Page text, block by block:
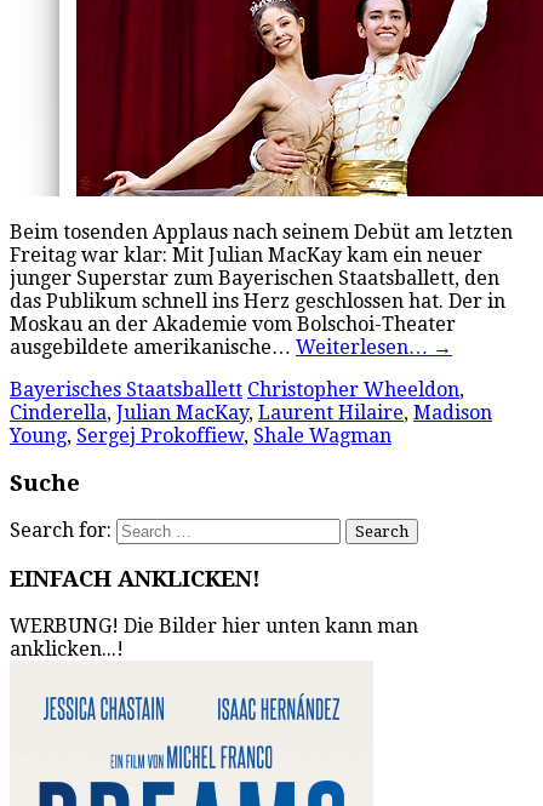
Beim tosenden Applaus nach seinem Debüt am letzten
Freitag war klar: Mit Julian MacKay kam ein neuer
junger Superstar zum Bayerischen Staatsballett, den
das Publikum schnell ins Herz geschlossen hat. Der in
Moskau an der Akademie vom Bolschoi-Theater
ausgebildete amerikanische… Weiterlesen… →
Bayerisches Staatsballett Christopher Wheeldon,
Cinderella, Julian MacKay, Laurent Hilaire, Madison
Young, Sergej Prokoffiew, Shale Wagman
Suche
Search for:
EINFACH ANKLICKEN!
WERBUNG! Die Bilder hier unten kann man
anklicken...!